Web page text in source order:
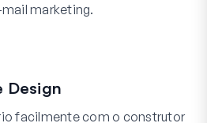
marketing.
Design
facilmente com o construtor